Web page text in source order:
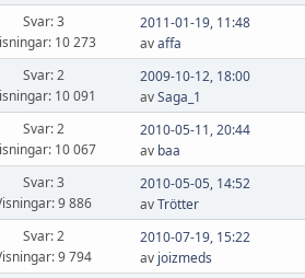
Svar: 3
10 273
2011-01-19, 11:48
avaffa
Svar: 2
10 091
2009-10-12, 18:00
avSaga_1
Svar: 2
10 067
2010-05-11, 20:44
av baa
Svar: 3
9 886
2010-05-05, 14:52
avTrötter
Svar: 2
9 794
2010-07-19, 15:22
av joizmeds